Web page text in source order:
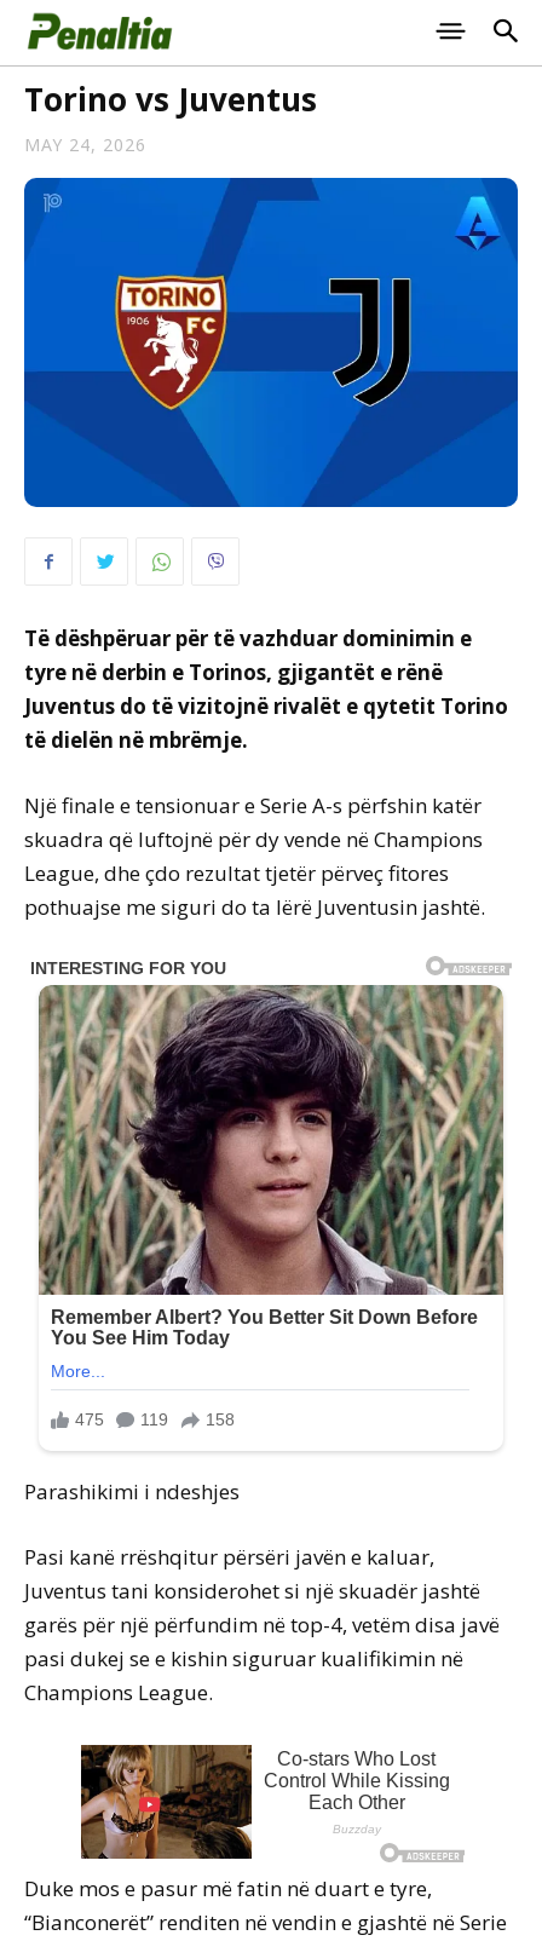
Torino vs Juventus
MAY 24, 2026
Të dëshpëruar për të vazhduar dominimin e
tyre në derbin e Torinos, gjigantët e rënë
Juventus do të vizitojnë rivalët e qytetit Torino
të dielën në mbrëmje.
Një finale e tensionuar e Serie A-s përfshin katër
skuadra që luftojnë për dy vende në Champions
League, dhe çdo rezultat tjetër përveç fitores
pothuajse me siguri do ta lërë Juventusin jashtë.
Parashikimi i ndeshjes
Pasi kanë rrëshqitur përsëri javën e kaluar,
Juventus tani konsiderohet si një skuadër jashtë
garës për një përfundim në top-4, vetëm disa javë
pasi dukej se e kishin siguruar kualifikimin në
Champions League.
Duke mos e pasur më fatin në duart e tyre,
“Bianconerët” renditen në vendin e gjashtë në Serie